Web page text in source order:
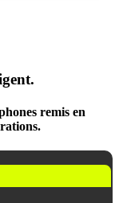
remis en